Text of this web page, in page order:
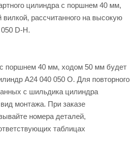
цилиндра с поршнем 40 мм,
рассчитанного на высокую
D-H.
поршнем 40 мм, ходом 50 мм будет
A24 040 050 O. Для повторного
с шильдика цилиндра
монтажа. При заказе
номера деталей,
таблицах